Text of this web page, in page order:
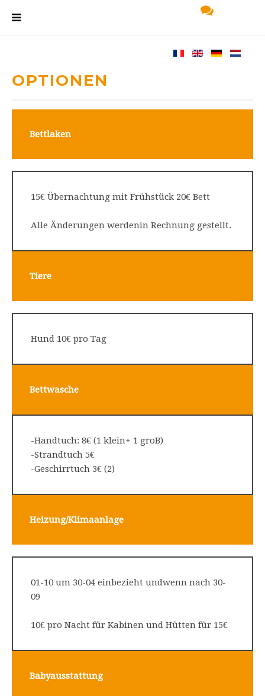
OPTIONEN
Bettlaken
15€ Übernachtung mit Frühstück 20€ Bett
Alle Änderungen werdenin Rechnung gestellt.
Tiere
Hund 10€ pro Tag
Bettwasche
-Handtuch: 8€ (1 klein+ 1 groB)
-Strandtuch 5€
-Geschirrtuch 3€ (2)
Heizung/Klimaanlage
01-10 um 30-04 einbezieht undwenn nach 30-
09
10€ pro Nacht für Kabinen und Hütten für 15€
Babyausstattung